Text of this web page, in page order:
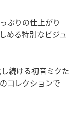
ぷりの仕上がり
める特別なビジュ
続ける初音ミクた
コレクションで